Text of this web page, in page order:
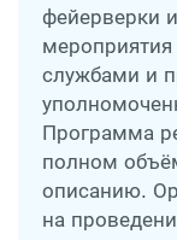
фейерверки
мероприятия
службами и
Программа
полном
описанию.
на